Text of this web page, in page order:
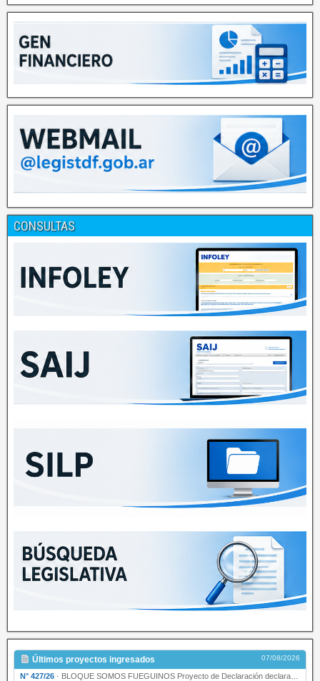
CONSULTAS
Últimos proyectos ingresados 07/08/2026
N° 427/26 · BLOQUE SOMOS FUEGUINOS Proyecto de Declaración declarando de interés provincial PRESIDENCI…